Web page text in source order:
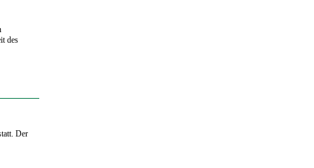
des
Der